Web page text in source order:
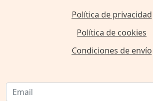
Política de privacidad
Política de cookies
Condiciones de envío